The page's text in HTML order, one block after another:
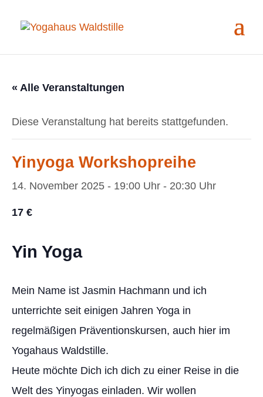
« Alle Veranstaltungen
Diese Veranstaltung hat bereits stattgefunden.
Yinyoga Workshopreihe
14. November 2025 - 19:00 Uhr - 20:30 Uhr
17 €
Yin Yoga
Mein Name ist Jasmin Hachmann und ich
unterrichte seit einigen Jahren Yoga in
regelmäßigen Präventionskursen, auch hier im
Yogahaus Waldstille.
Heute möchte Dich ich dich zu einer Reise in die
Welt des Yinyogas einladen. Wir wollen